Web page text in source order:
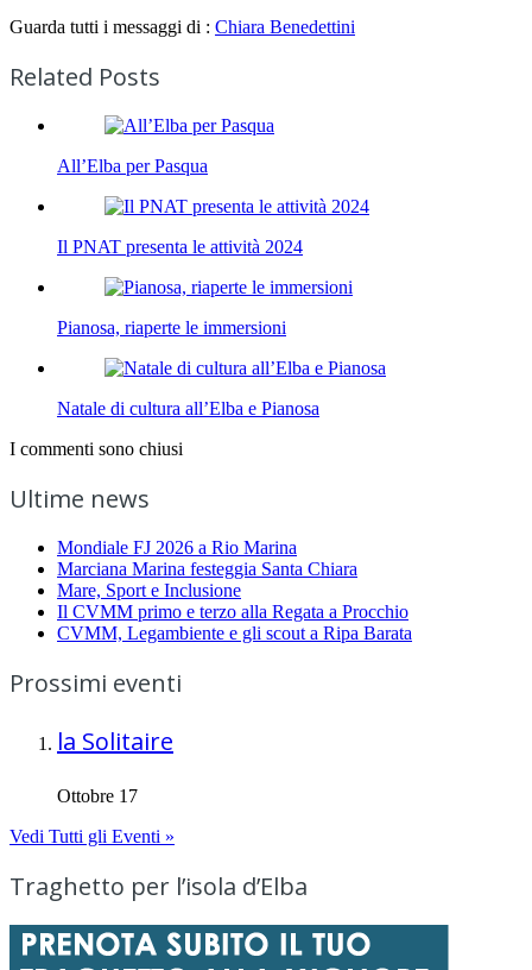
Guarda tutti i messaggi di : Chiara Benedettini
Related Posts
All’Elba per Pasqua
Il PNAT presenta le attività 2024
Pianosa, riaperte le immersioni
Natale di cultura all’Elba e Pianosa
I commenti sono chiusi
Ultime news
Mondiale FJ 2026 a Rio Marina
Marciana Marina festeggia Santa Chiara
Mare, Sport e Inclusione
Il CVMM primo e terzo alla Regata a Procchio
CVMM, Legambiente e gli scout a Ripa Barata
Prossimi eventi
la Solitaire
Ottobre 17
Vedi Tutti gli Eventi »
Traghetto per l’isola d’Elba